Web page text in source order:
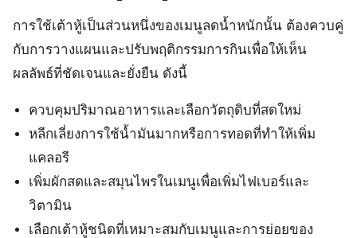
การใช้เต้าหู้เป็นส่วนหนึ่งของเมนูลดน้ำหนักนั้น ต้องควบคู่
กับการวางแผนและปรับพฤติกรรมการกินเพื่อให้เห็น
ผลลัพธ์ที่ชัดเจนและยั่งยืน ดังนี้
ควบคุมปริมาณอาหารและเลือกวัตถุดิบที่สดใหม่
หลีกเลี่ยงการใช้น้ำมันมากหรือการทอดที่ทำให้เพิ่ม
แคลอรี
เพิ่มผักสดและสมุนไพรในเมนูเพื่อเพิ่มไฟเบอร์และ
วิตามิน
เลือกเต้าหู้ชนิดที่เหมาะสมกับเมนูและการย่อยของ